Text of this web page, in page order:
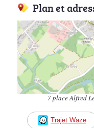
Plan et
7 place Alfred
Trajet Waze